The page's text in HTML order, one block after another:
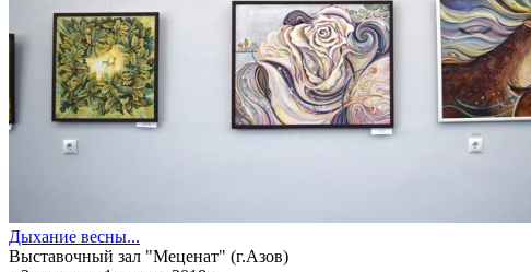
Дыхание весны...
Выставочный зал "Меценат" (г.Азов)